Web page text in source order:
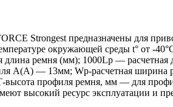
Strongest предназначены для
окружающей среды t° от -
ремня (мм); 1000Lp —
— 13мм; Wp-расчетная ширина
профиля ремня, мм — для
высокий ресурс эксплуатации и